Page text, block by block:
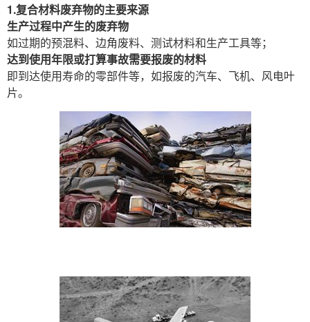
1.复合材料废弃物的主要来源
生产过程中产生的废弃物
如过期的预混料、边角废料、测试材料和生产工具等；
达到使用年限或打算事故需要报废的材料
即到达使用寿命的零部件等，如报废的汽车、飞机、风电叶
片。